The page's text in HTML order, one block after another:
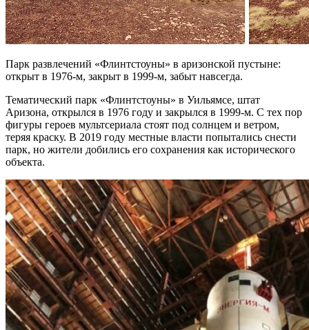
Парк развлечений «Флинтстоуны» в аризонской пустыне:
открыт в 1976-м, закрыт в 1999-м, забыт навсегда.
Тематический парк «Флинтстоуны» в Уильямсе, штат
Аризона, открылся в 1976 году и закрылся в 1999-м. С тех пор
фигуры героев мультсериала стоят под солнцем и ветром,
теряя краску. В 2019 году местные власти попытались снести
парк, но жители добились его сохранения как исторического
объекта.